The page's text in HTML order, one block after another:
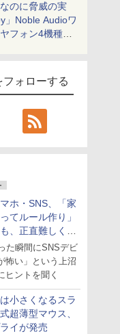
のに脅威の実
」Noble Audioワ
フォン4機種を
フォローする
ホ・SNS、「家
てルール作り」
、正直難しくな
た瞬間にSNSデビ
怖い」という上沼
ヒントを聞く
小さくなるスラ
超薄型マウス、
イが発売